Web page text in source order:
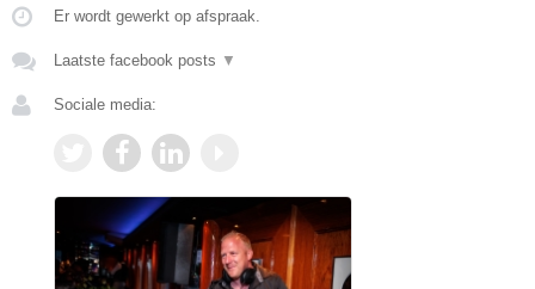
Er wordt gewerkt op afspraak.
Laatste facebook posts ▼
Sociale media: